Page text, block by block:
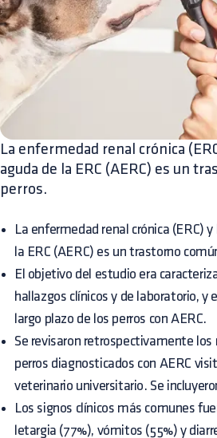
La enfermedad renal crónica
aguda de la ERC (AERC) es un
perros.
La enfermedad renal crónica (ERC)
la ERC (AERC) es un trastorno
El objetivo del estudio era
hallazgos clínicos y de laboratorio, y
largo plazo de los perros con AERC.
Se revisaron retrospectivamente los
perros diagnosticados con AERC
veterinario universitario. Se
Los signos clínicos más comunes
letargia (77%), vómitos (55%) y